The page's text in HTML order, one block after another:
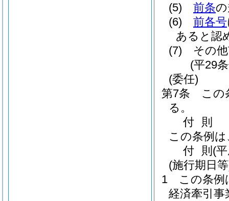
(5)
前条
(6)
前各号
あると認
(7)
その
(平29
(委任)
第7条
この
る。
付 則
この条例
付 則 (
(施行期日
1
この条例
経済牽引